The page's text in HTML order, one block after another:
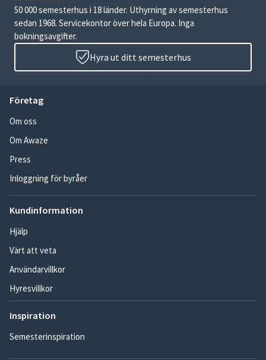
50 000 semesterhus i 18 länder. Uthyrning av semesterhus
sedan 1968. Servicekontor över hela Europa. Inga
bokningsavgifter.
Hyra ut ditt semesterhus
Företag
Om oss
Om Awaze
Press
Inloggning för byråer
Kundinformation
Hjälp
Värt att veta
Användarvillkor
Hyresvillkor
Inspiration
Semesterinspiration